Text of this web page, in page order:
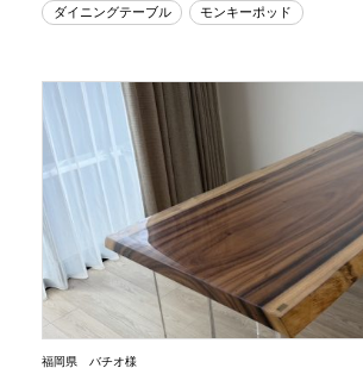
ダイニングテーブル モンキーポッド
福岡県 バチオ様